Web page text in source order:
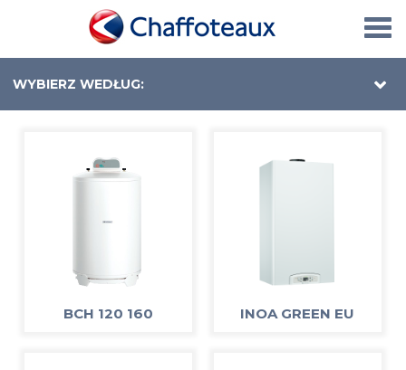
WYBIERZ WEDŁUG:
BCH 120 160 INOA GREEN EU